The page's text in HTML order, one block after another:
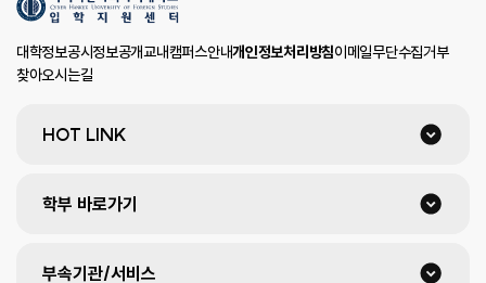
대학정보공시정보공개교내캠퍼스안내개인정보처리방침이메일무단수집거부
찾아오시는길
HOT LINK
학부 바로가기
부속기관/서비스